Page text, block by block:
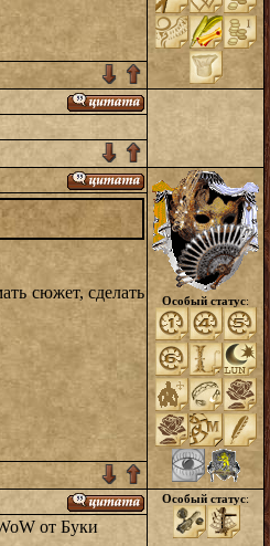
сюжет, сделать
Особый статус:
от Буки
Особый статус: